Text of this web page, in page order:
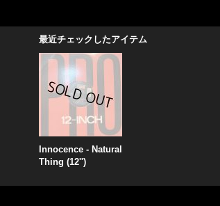
最近チェックしたアイテム
Innocence - Natural
Thing (12'')